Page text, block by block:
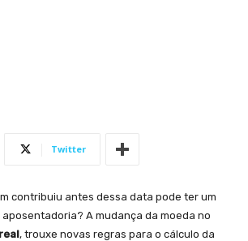
Twitter
contribuiu antes dessa data pode ter um
A mudança da moeda no
, trouxe novas regras para o cálculo da